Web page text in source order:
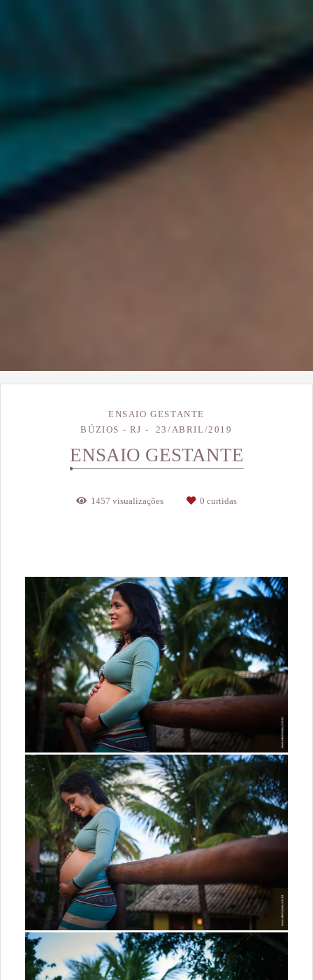
ENSAIO GESTANTE
BÚZIOS - RJ
23/ABRIL/2019
ENSAIO GESTANTE
1457 visualizações 0 curtidas